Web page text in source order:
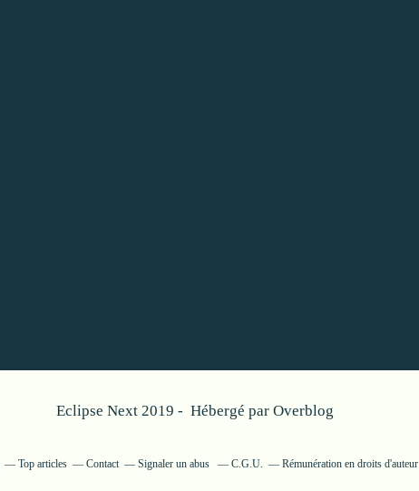
Eclipse Next 2019 - Hébergé par Overblog
Top articles Contact Signaler un abus C.G.U. Rémunération en droits d'auteur